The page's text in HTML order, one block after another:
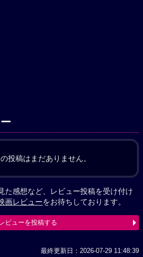
投稿はまだありません。
た感想など、レビュー投稿を受け付け
画レビューをお待ちしております。
レビューを投稿する
最終更新日：2026-07-29 11:48:39